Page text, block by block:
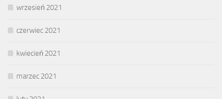
wrzesień 2021
czerwiec 2021
kwiecień 2021
marzec 2021